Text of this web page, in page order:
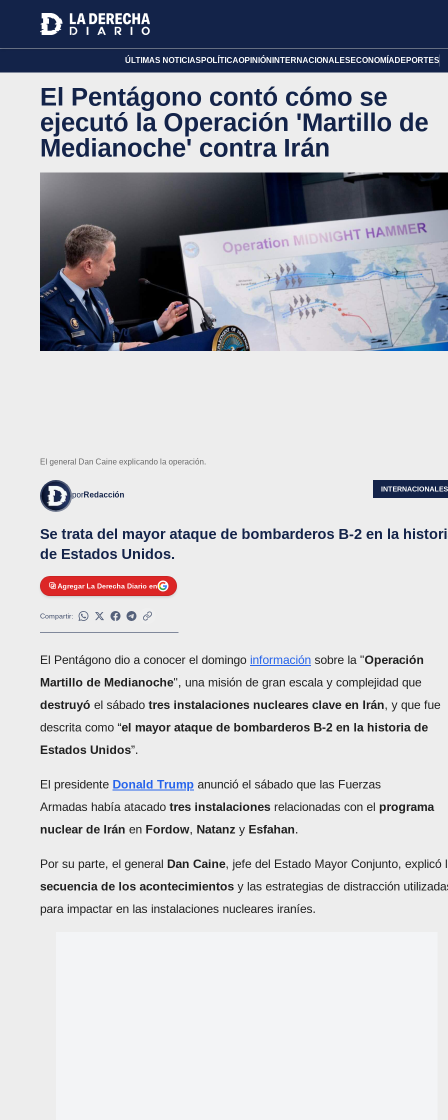
ÚLTIMAS NOTICIAS POLÍTICAOPINIÓN INTERNACIONALES ECONOMÍA DEPORTES
El Pentágono contó cómo se
ejecutó la Operación 'Martillo de
Medianoche' contra Irán
El general Dan Caine explicando la operación.
porRedacción
INTERNACIONALES
Se trata del mayor ataque de bombarderos B-2 en la
de Estados Unidos.
Agregar La Derecha Diario en
Compartir:
El Pentágono dio a conocer el domingo información sobre la "Operación
Martillo de Medianoche", una misión de gran escala y complejidad que
destruyó el sábado tres instalaciones nucleares clave en Irán, y que fue
descrita como “el mayor ataque de bombarderos B-2 en la historia de
Estados Unidos”.
El presidente Donald Trump anunció el sábado que las Fuerzas
Armadas había atacado tres instalaciones relacionadas con el programa
nuclear de Irán en Fordow, Natanz y Esfahan.
Por su parte, el general Dan Caine, jefe del Estado Mayor Conjunto, explicó
secuencia de los acontecimientos y las estrategias de distracción
para impactar en las instalaciones nucleares iraníes.